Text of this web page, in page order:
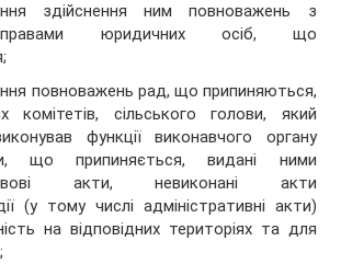
здійснення ним повноважень з
юридичних осіб, що
повноважень рад, що припиняються,
комітетів, сільського голови, який
функції виконавчого органу
що припиняється, видані ними
акти, невиконані акти
(у тому числі адміністративні акти)
на відповідних територіях та для